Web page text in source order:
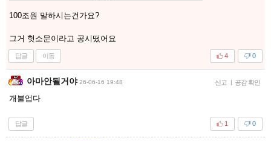
100조원 말하시는건가요?
그거 헛소문이라고 공시떴어요
답글 이동 0
4
아마안될거야 26-06-16 19:48 신고 | 공감 확인
개불업다
답글 0
1